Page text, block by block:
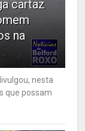
cartaz
na
nesta
que possam